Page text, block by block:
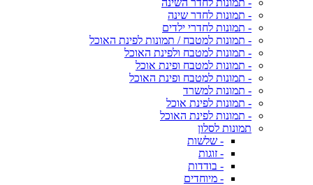
- תמונות לחדר השינה
- תמונות לחדר שינה
- תמונות לחדרי ילדים
- תמונות למטבח / תמונות לפינת האוכל
- תמונות למטבח ולפינת האוכל
- תמונות למטבח ופינת אוכל
- תמונות למטבח ופינת האוכל
- תמונות למשרד
- תמונות לפינת אוכל
- תמונות לפינת האוכל
תמונות לסלון
- שלשות
- זוגות
- בודדות
- מיוחדים